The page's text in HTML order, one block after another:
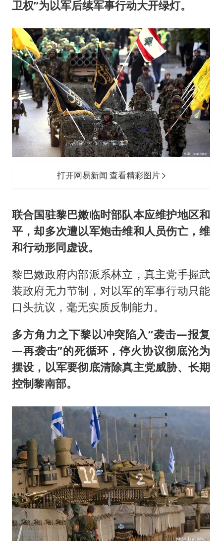
卫权”为以军后续军事行动大开绿灯。
打开网易新闻 查看精彩图片
联合国驻黎巴嫩临时部队本应维护地区和
平，却多次遭以军炮击维和人员伤亡，维
和行动形同虚设。
黎巴嫩政府内部派系林立，真主党手握武
装政府无力节制，对以军的军事行动只能
口头抗议，毫无实质反制能力。
多方角力之下黎以冲突陷入“袭击—报复
—再袭击”的死循环，停火协议彻底沦为
摆设，以军要彻底清除真主党威胁、长期
控制黎南部。